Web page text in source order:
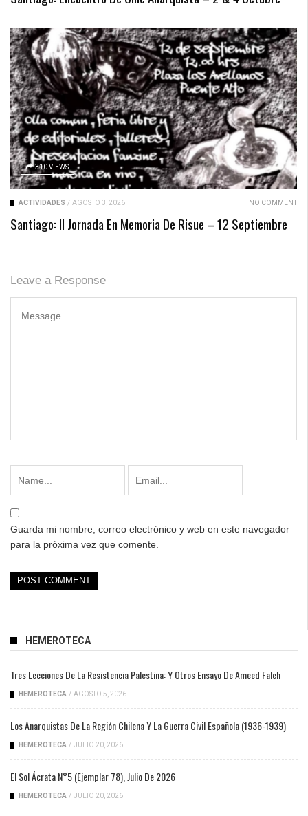
310 VIEWS
ACTIVIDADES / AGOSTO 3, 2026 NO COMMENT
Santiago: II Jornada En Memoria De Risue – 12 Septiembre
Leave a Response
Guarda mi nombre, correo electrónico y web en este navegador
para la próxima vez que comente.
HEMEROTECA
Tres Lecciones De La Resistencia Palestina: Y Otros Ensayo De Ameed Faleh
HEMEROTECA / AGOSTO 5, 2026
Los Anarquistas De La Región Chilena Y La Guerra Civil Española (1936-1939)
HEMEROTECA / JULIO 20, 2026
El Sol Ácrata N°5 (ejemplar 78), Julio De 2026
HEMEROTECA / JULIO 20, 2026